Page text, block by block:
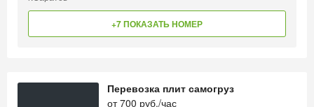
+7 ПОКАЗАТЬ НОМЕР
Перевозка плит самогруз
от700 руб./час